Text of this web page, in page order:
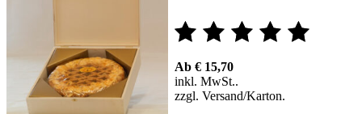
Bewertet
mit
5.00
Ab € 15,70
inkl. MwSt.
zzgl. Versand